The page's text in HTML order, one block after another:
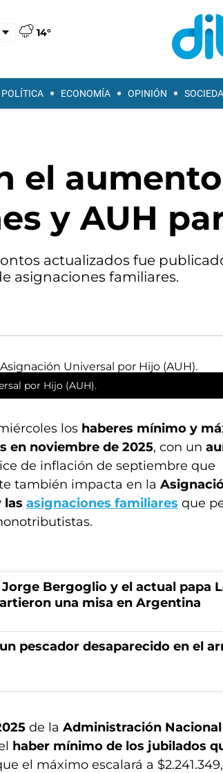
14°
POLÍTICA ECONOMÍA OPINIÓN
el
y AUH
actualizados fue
asignaciones familiares.
por Hijo (AUH).
los haberes mínimo y
en noviembre de 2025, con un
de inflación de septiembre que
también impacta en la
las asignaciones familiares que
Jorge Bergoglio y el actual papa
una misa en Argentina
pescador desaparecido en el
de la Administración Nacional
haber mínimo de los jubilados
el máximo escalará a